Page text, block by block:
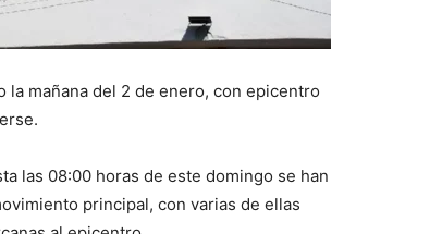
mañana del 2 de enero, con epicentro
las 08:00 horas de este domingo se han
principal, con varias de ellas